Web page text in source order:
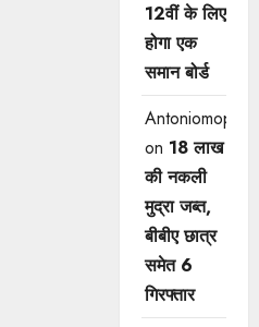
12वीं ​के लिए
होगा एक
समान बोर्ड
Antoniomop
on 18 लाख
की नकली
मुद्रा जब्त,
बीबीए छात्र
समेत 6
गिरफ्तार